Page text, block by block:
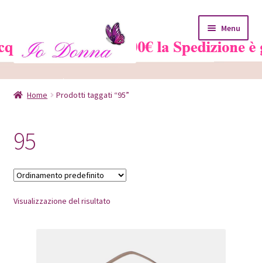
navigazione
contenuto
Menu
Home
Carrello
Chi siamo
Contatti
Home Prodotti taggati “95”
95
Visualizzazione del risultato